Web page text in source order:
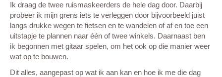
Ik draag de twee ruismaskeerders de hele dag door. Daarbij
probeer ik mijn grens iets te verleggen door bijvoorbeeld juist
langs drukke wegen te fietsen en te wandelen of af en toe een
uitstapje te plannen naar één of twee winkels. Daarnaast ben
ik begonnen met gitaar spelen, om het ook op die manier weer
wat op te bouwen.
Dit alles, aangepast op wat ik aan kan en hoe ik me die dag